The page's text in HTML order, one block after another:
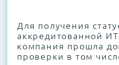
Этап 4:Стресс-
нагрузкой в течение 72
проверки
Для получения
аккредитованной
компания прошла
проверки в том